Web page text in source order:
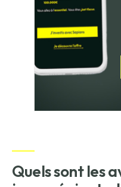
Quels sont les